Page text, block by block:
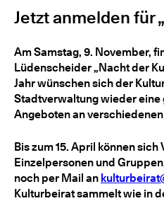
Jetzt anmelden für
Am Samstag, 9. November,
Lüdenscheider „Nacht der
Jahr wünschen sich der
Stadtverwaltung wieder eine
Angeboten an
Bis zum 15. April können
Einzelpersonen und
noch per Mail an
Kulturbeirat sammelt wie in